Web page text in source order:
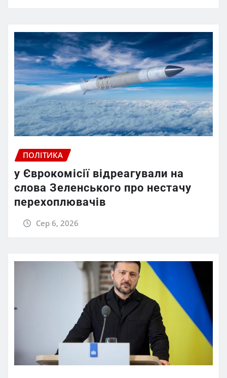
ПОЛІТИКА
у Єврокомісії відреагували на
слова Зеленського про нестачу
перехоплювачів
Сер 6, 2026